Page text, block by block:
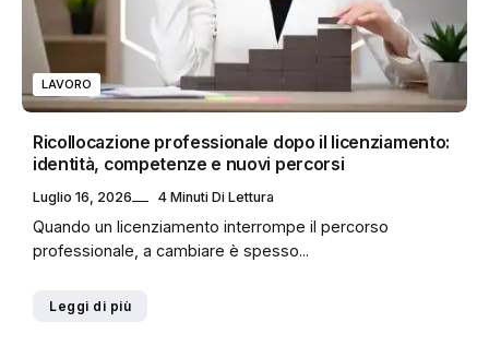
LAVORO
Ricollocazione professionale dopo il licenziamento:
identità, competenze e nuovi percorsi
Luglio 16, 2026 4 Minuti Di Lettura
Quando un licenziamento interrompe il percorso
professionale, a cambiare è spesso...
Leggi di più